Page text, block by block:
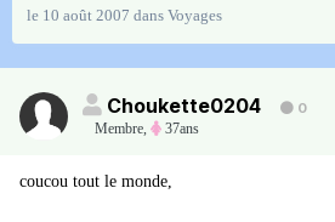
le 10 août 2007 dans Voyages
Choukette0204
0
Membre, 37ans
coucou tout le monde,